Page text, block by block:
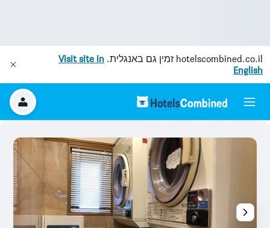
hotelscombined.co.il זמין גם באנגלית. Visit site in
English